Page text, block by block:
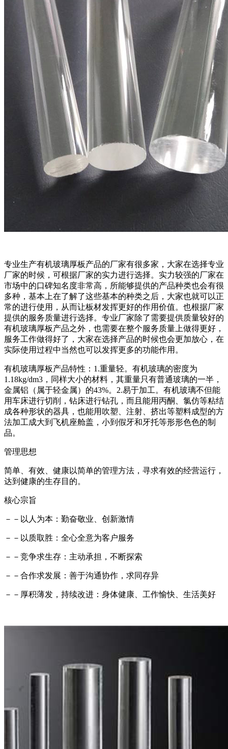
专业生产有机玻璃厚板产品的厂家有很多家，大家在选择专业
厂家的时候，可根据厂家的实力进行选择。实力较强的厂家在
市场中的口碑知名度非常高，所能够提供的产品种类也会有很
多种，基本上在了解了这些基本的种类之后，大家也就可以正
常的进行使用，从而让板材发挥更好的作用价值。也根据厂家
提供的服务质量进行选择。专业厂家除了需要提供质量较好的
有机玻璃厚板产品之外，也需要在整个服务质量上做得更好，
服务工作做得好了，大家在选择产品的时候也会更加放心，在
实际使用过程中当然也可以发挥更多的功能作用。
有机玻璃厚板产品特性：1.重量轻。有机玻璃的密度为
1.18kg/dm3，同样大小的材料，其重量只有普通玻璃的一半，
金属铝（属于轻金属）的43%。2.易于加工。有机玻璃不但能
用车床进行切削，钻床进行钻孔，而且能用丙酮、氯仿等粘结
成各种形状的器具，也能用吹塑、注射、挤出等塑料成型的方
法加工成大到飞机座舱盖，小到假牙和牙托等形形色色的制
品。
管理思想
简单、有效、健康以简单的管理方法，寻求有效的经营运行，
达到健康的生存目的。
核心宗旨
－－以人为本：勤奋敬业、创新激情
－－以质取胜：全心全意为客户服务
－－竞争求生存：主动承担，不断探索
－－合作求发展：善于沟通协作，求同存异
－－厚积薄发，持续改进：身体健康、工作愉快、生活美好